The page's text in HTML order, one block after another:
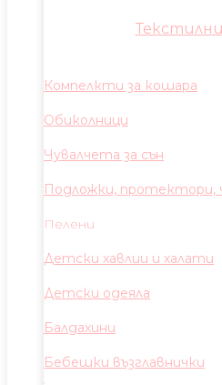
Компелкти за кошара
Обиколници
Чувалчета за сън
Подложки, протектори,
Пелени
Детски хавлии и халати
Детски одеяла
Балдахини
Бебешки възглавнички